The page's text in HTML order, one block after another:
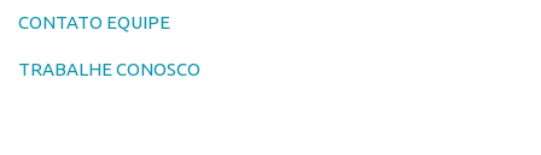
CONTATO EQUIPE
TRABALHE CONOSCO